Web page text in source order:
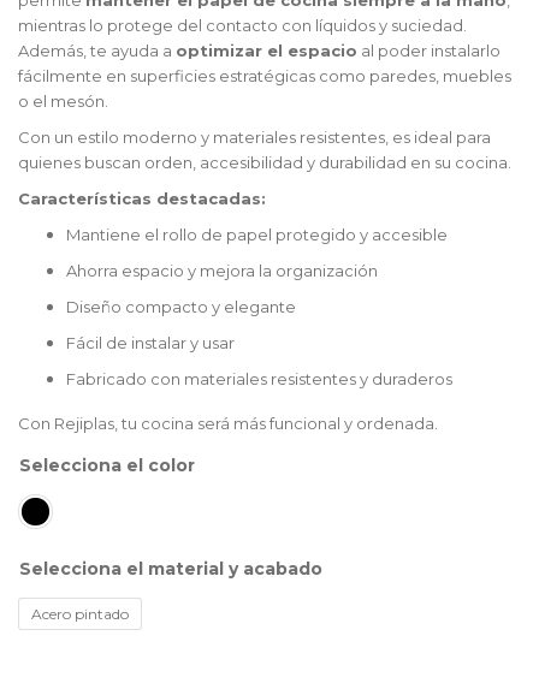
mientras lo protege del contacto con líquidos y suciedad.
Además, te ayuda a optimizar el espacio al poder instalarlo
fácilmente en superficies estratégicas como paredes, muebles
o el mesón.
Con un estilo moderno y materiales resistentes, es ideal para
quienes buscan orden, accesibilidad y durabilidad en su cocina.
Características destacadas:
Mantiene el rollo de papel protegido y accesible
Ahorra espacio y mejora la organización
Diseño compacto y elegante
Fácil de instalar y usar
Fabricado con materiales resistentes y duraderos
Con Rejiplas, tu cocina será más funcional y ordenada.
color
material y acabado
Acero pintado